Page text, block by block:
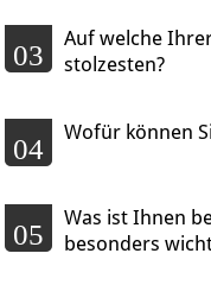
03
Auf welche
stolzesten?
04
Wofür können
05
Was ist Ihnen
besonders